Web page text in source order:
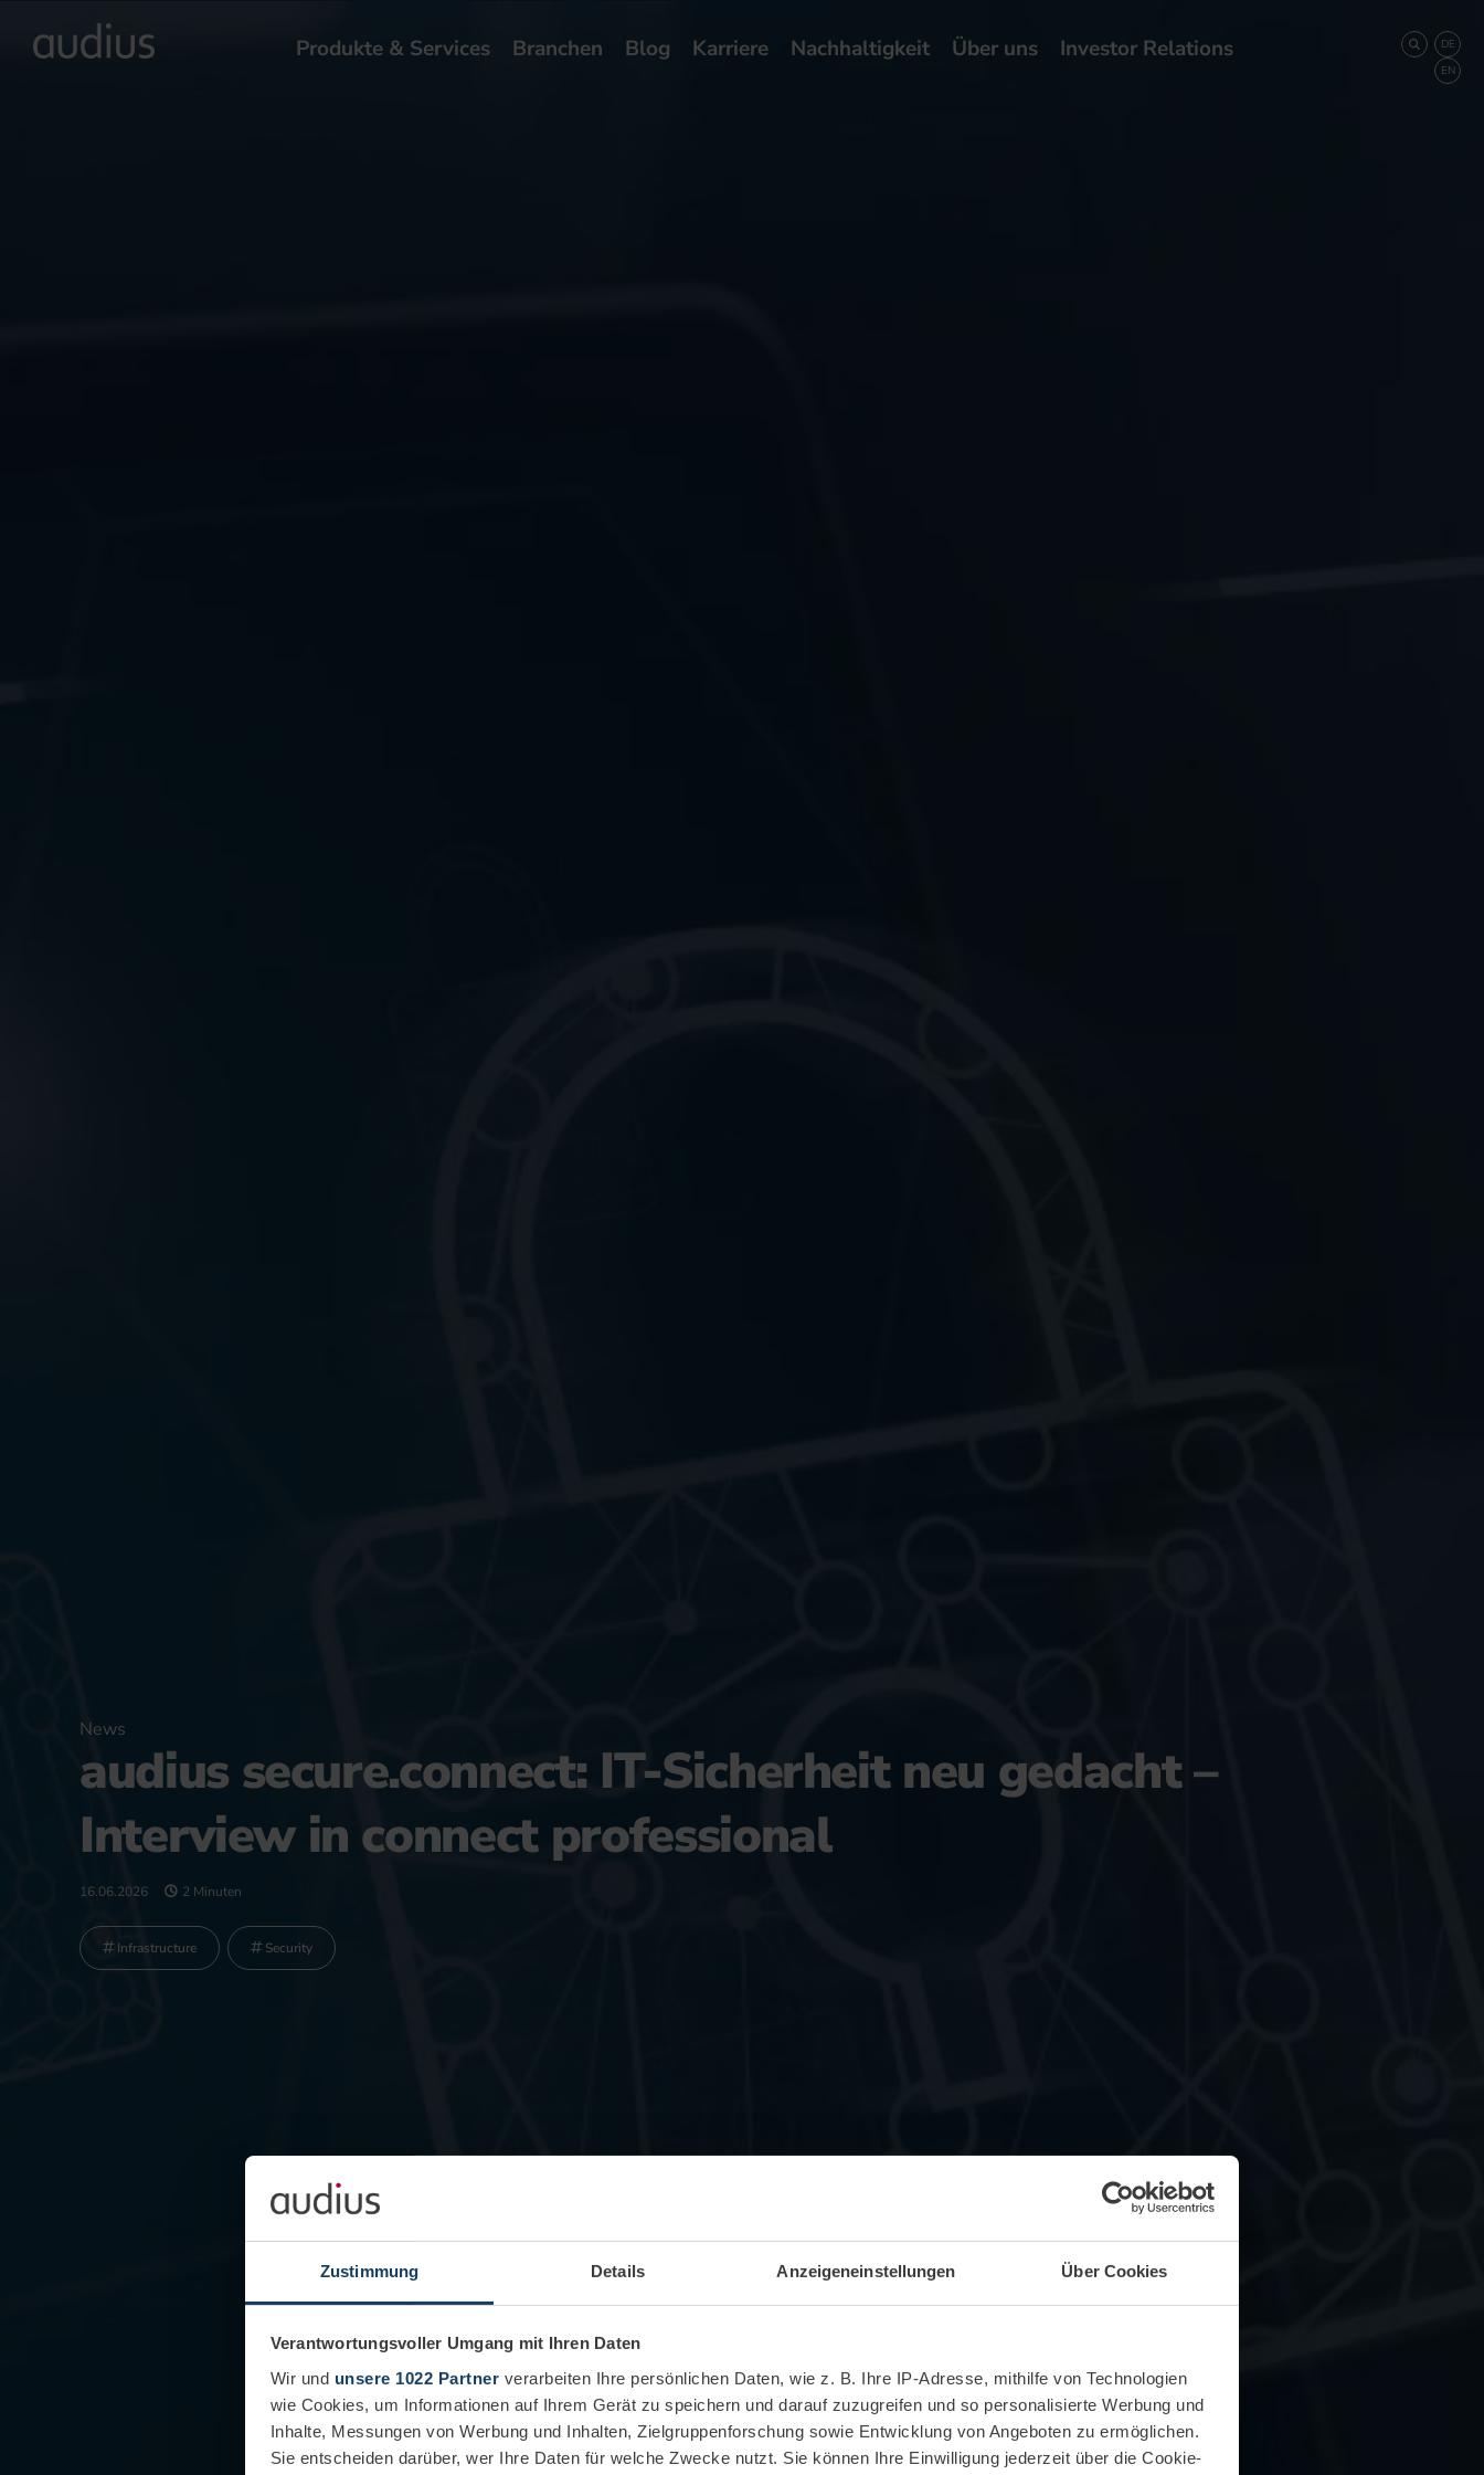
Zustimmung Details Anzeigeneinstellungen Über Cookies
Verantwortungsvoller Umgang mit Ihren Daten
Wir und unsere 1022 Partner verarbeiten Ihre persönlichen Daten, wie z. B. Ihre IP-Adresse, mithilfe von Technologien
wie Cookies, um Informationen auf Ihrem Gerät zu speichern und darauf zuzugreifen und so personalisierte Werbung und
Inhalte, Messungen von Werbung und Inhalten, Zielgruppenforschung sowie Entwicklung von Angeboten zu ermöglichen.
Sie entscheiden darüber, wer Ihre Daten für welche Zwecke nutzt. Sie können Ihre Einwilligung jederzeit über die Cookie-
Produkte & Services Branchen Blog Karriere Nachhaltigkeit Über uns Investor Relations
News
audius secure.connect: IT-Sicherheit neu gedacht –
Interview in connect professional
16.06.2026 2 Minuten
Infrastructure Security